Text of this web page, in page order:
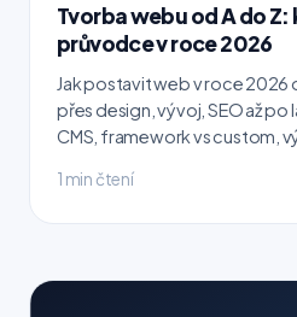
Tvorba webu od A do
průvodce v roce 2026
Jak postavit web v roce 2026
přes design, vývoj, SEO až po
CMS, framework vs custom,
1 min čtení